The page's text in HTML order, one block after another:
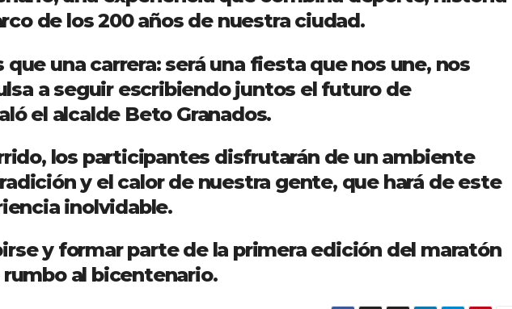
de los 200 años de nuestra ciudad.
que una carrera: será una fiesta que nos une, nos
a seguir escribiendo juntos el futuro de
el alcalde Beto Granados.
los participantes disfrutarán de un ambiente
y el calor de nuestra gente, que hará de este
inolvidable.
y formar parte de la primera edición del maratón
al bicentenario.